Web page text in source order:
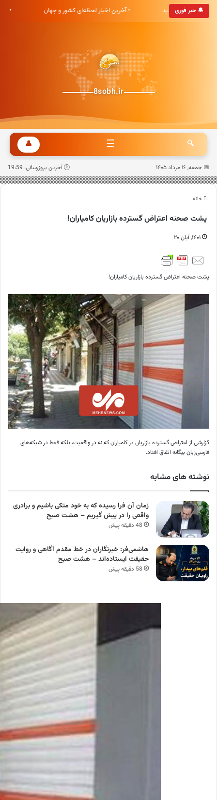
🔔 خبر فوری
هشت صبح خوش آمدید • آخرین اخبار لحظه‌ای کشور و جهان
8sobh.ir
🔍
☰
👤
📅 جمعه, ۱۶ مرداد ۱۴۰۵ 🕐 آخرین بروزرسانی: 19:59
خانه
پشت صحنه اعتراض گسترده بازاریان کامیاران!
۱۴۰۱, آبان ۲۰
پشت صحنه اعتراض گسترده بازاریان کامیاران!
گزارشی از اعتراض گسترده بازاریان در کامیاران که نه در واقعیت، بلکه فقط در شبکه‌های
فارسی‌زبان بیگانه اتفاق افتاد.
نوشته های مشابه
زمان آن فرا رسیده که به خود متکی باشیم و برادری
واقعی را در پیش گیریم – هشت صبح
48 دقیقه پیش
هاشمی‌فر​​​​​​​: خبرنگاران در خط مقدم آگاهی و روایت
حقیقت ایستاده‌اند – هشت صبح
58 دقیقه پیش